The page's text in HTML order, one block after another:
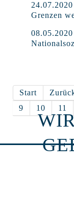
Grenzen
Start
9
10 11